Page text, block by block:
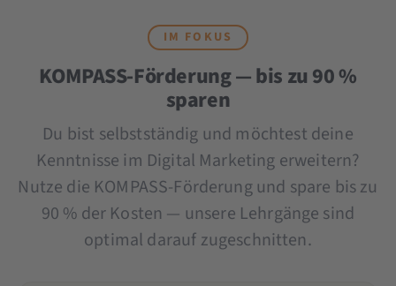
IM FOKUS
KOMPASS-Förderung — bis zu 90 %
sparen
Du bist selbstständig und möchtest deine
Kenntnisse im Digital Marketing erweitern?
Nutze die KOMPASS-Förderung und spare bis zu
90 % der Kosten — unsere Lehrgänge sind
optimal darauf zugeschnitten.